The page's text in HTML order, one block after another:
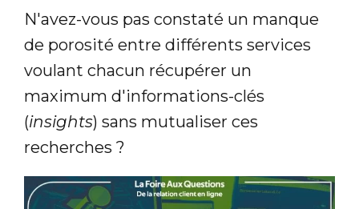
N'avez-vous pas constaté un manque
de porosité entre différents services
voulant chacun récupérer un
maximum d'informations-clés
(insights) sans mutualiser ces
recherches ?